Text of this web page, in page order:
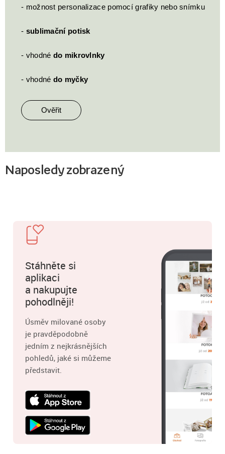
- možnost personalizace pomocí grafiky nebo snímku
- sublimační potisk
- vhodné do mikrovlnky
- vhodné do myčky
Ověřit
Naposledy zobrazený
Stáhněte si
aplikaci
a nakupujte
pohodlněji!
Úsměv milované osoby
je pravděpodobně
jedním z nejkrásnějších
pohledů, jaké si můžeme
představit.